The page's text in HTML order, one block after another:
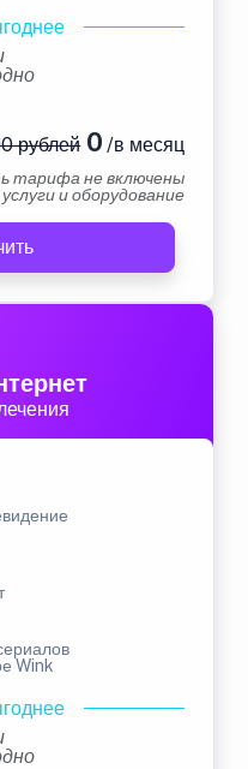
рублей0 /в месяц
тарифа не включены
и оборудование
Wink